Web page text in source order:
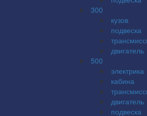
300
кузов
подвеска
двигатель
500
электрика
кабина
двигатель
подвеска